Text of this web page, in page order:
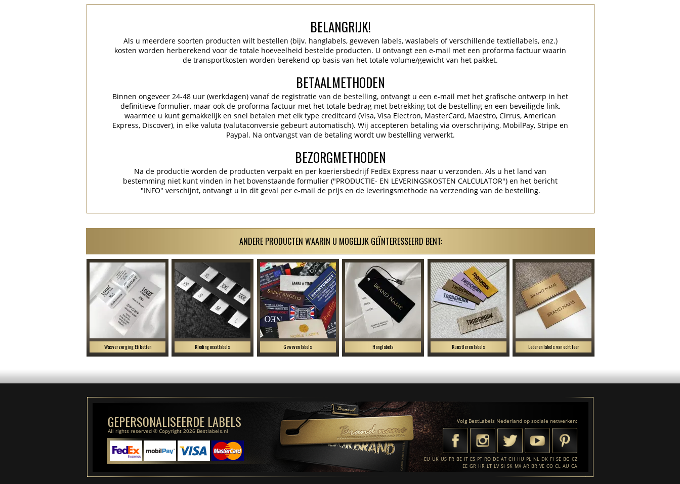
BELANGRIJK!
Als u meerdere soorten producten wilt bestellen (bijv. hanglabels, geweven labels, waslabels of verschillende textiellabels, enz.)
kosten worden herberekend voor de totale hoeveelheid bestelde producten. U ontvangt een e-mail met een proforma factuur waarin
de transportkosten worden berekend op basis van het totale volume/gewicht van het pakket.
BETAALMETHODEN
Binnen ongeveer 24-48 uur (werkdagen) vanaf de registratie van de bestelling, ontvangt u een e-mail met het grafische ontwerp in het
definitieve formulier, maar ook de proforma factuur met het totale bedrag met betrekking tot de bestelling en een beveiligde link,
waarmee u kunt gemakkelijk en snel betalen met elk type creditcard (Visa, Visa Electron, MasterCard, Maestro, Cirrus, American
Express, Discover), in elke valuta (valutaconversie gebeurt automatisch). Wij accepteren betaling via overschrijving, MobilPay, Stripe en
Paypal. Na ontvangst van de betaling wordt uw bestelling verwerkt.
BEZORGMETHODEN
Na de productie worden de producten verpakt en per koeriersbedrijf FedEx Express naar u verzonden. Als u het land van
bestemming niet kunt vinden in het bovenstaande formulier ("PRODUCTIE- EN LEVERINGSKOSTEN CALCULATOR") en het bericht
"INFO" verschijnt, ontvangt u in dit geval per e-mail de prijs en de leveringsmethode na verzending van de bestelling.
ANDERE PRODUCTEN WAARIN U MOGELIJK GEÏNTERESSEERD BENT:
Wasverzorging Etiketten Kleding maatlabels Geweven labels Hanglabels Kunstleren labels Lederen labels van echt leer
GEPERSONALISEERDE LABELS
All rights reserved © Copyright 2026 Bestlabels.nl
Volg BestLabels Nederland op sociale netwerken:
EU UK US FR BE IT ES PT RO DE AT CH HU PL NL DK FI SE BG CZ
EE GR HR LT LV SI SK MX AR BR VE CO CL AU CA